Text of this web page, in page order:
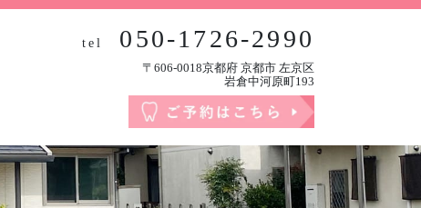
tel 050-1726-2990
〒606-0018京都府 京都市 左京区
岩倉中河原町193